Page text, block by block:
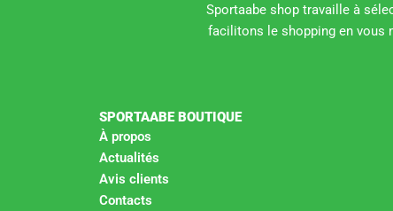
Sportaabe shop travaille à
facilitons le shopping en vous
SPORTAABE BOUTIQUE
À propos
Actualités
Avis clients
Contacts